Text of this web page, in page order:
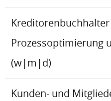
Prozessoptimierung
(w|m|d)
Kunden- und